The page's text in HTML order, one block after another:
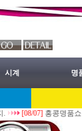
시계 명
07]홍콩명품쇼핑몰.레